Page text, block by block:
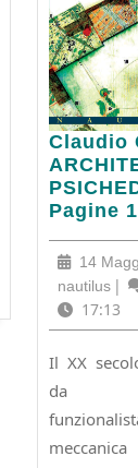
Claudio
Pagine
Claudio
Pagine
184,
€
16,00
14
nautilus |
17:13
Il XX
da